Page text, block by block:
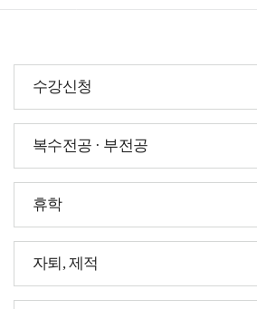
수강신청
복수전공 · 부전공
휴학
자퇴, 제적